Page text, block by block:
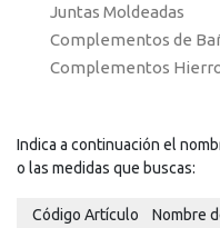
Juntas Moldeadas
Complementos de
Complementos
Indica a continuación el
o las medidas que buscas:
Código Artículo
Nombre